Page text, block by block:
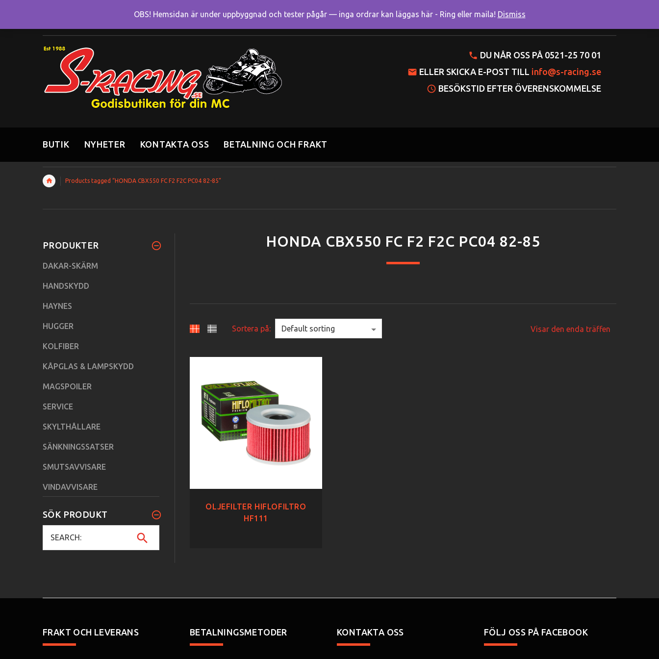
Mitt konto Varukorgen
DU NÅR OSS PÅ 0521-25 70 01
ELLER SKICKA E-POST TILL info@s-racing.se
BESÖKSTID EFTER ÖVERENSKOMMELSE
BUTIK NYHETER KONTAKTA OSS BETALNING OCH FRAKT
Products tagged “HONDA CBX550 FC F2 F2C PC04 82-85”
PRODUKTER
DAKAR-SKÄRM
HANDSKYDD
HAYNES
HUGGER
KOLFIBER
KÅPGLAS & LAMPSKYDD
MAGSPOILER
SERVICE
SKYLTHÅLLARE
SÄNKNINGSSATSER
SMUTSAVVISARE
VINDAVVISARE
SÖK PRODUKT
HONDA CBX550 FC F2 F2C PC04 82-85
Sortera på: Visar den enda träffen
OLJEFILTER HIFLOFILTRO
HF111
FRAKT OCH LEVERANS BETALNINGSMETODER KONTAKTA OSS FÖLJ OSS PÅ FACEBOOK
OBS! Hemsidan är under uppbyggnad och tester pågår — inga ordrar kan läggas här - Ring eller maila! Dismiss